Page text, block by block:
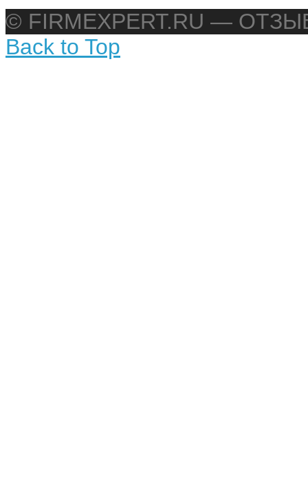
© FIRMEXPERT.RU —
Back to Top